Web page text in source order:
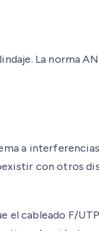
La norma
a
con otros
el cableado F/